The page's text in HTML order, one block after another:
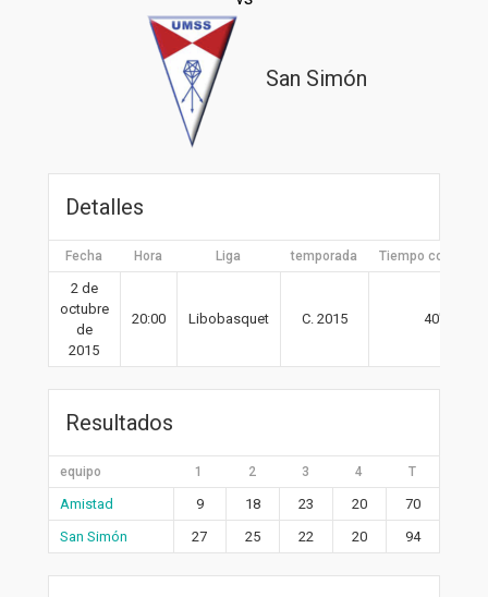
San Simón
Detalles
Fecha Hora Liga temporada Tiempo completo
2 de
octubre
de
2015
20:00 Libobasquet C. 2015 40′
Resultados
equipo 1 2 3 4 T
Amistad 9 18 23 20
70
San Simón
27 25 22 20 94